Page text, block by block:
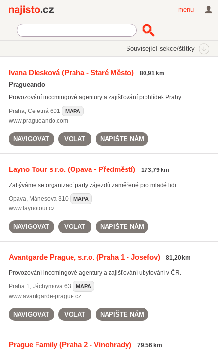
menu
Související sekce/štítky
Ivana Dlesková(Praha - Staré Město) 80,91 km
Pragueando
Provozování incomingové agentury a zajišťování prohlídek Prahy ...
Praha, Celetná 601 MAPA
www.pragueando.com
NAVIGOVAT VOLAT NAPIŠTE NÁM
Layno Tour s.r.o.(Opava - Předměstí) 173,79 km
Zabýváme se organizací party zájezdů zaměřené pro mladé lidi. ...
Opava, Mánesova 310 MAPA
www.laynotour.cz
NAVIGOVAT VOLAT NAPIŠTE NÁM
Avantgarde Prague, s.r.o.(Praha 1 - Josefov) 81,20 km
Provozování incomingové agentury a zajišťování ubytování v ČR.
Praha 1, Jáchymova 63 MAPA
www.avantgarde-prague.cz
NAVIGOVAT VOLAT NAPIŠTE NÁM
Prague Family(Praha 2 - Vinohrady) 79,56 km